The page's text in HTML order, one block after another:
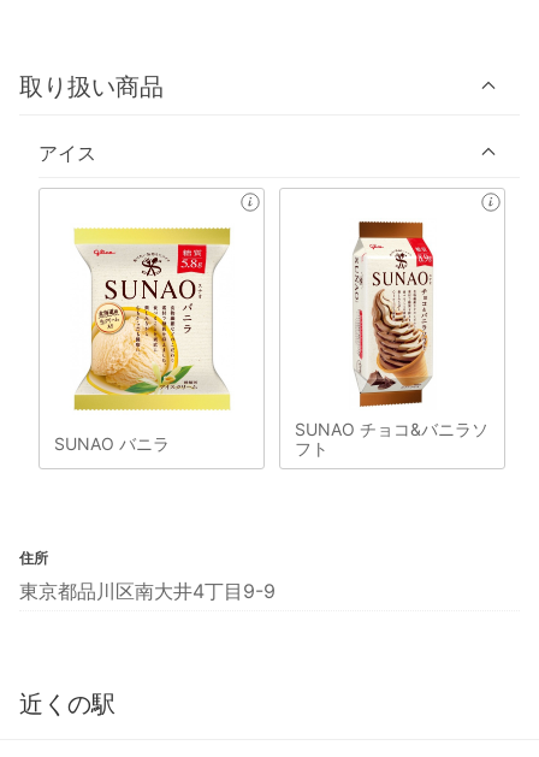
取り扱い商品
アイス
SUNAO バニラ
SUNAO チョコ&バニラソ
フト
住所
東京都品川区南大井4丁目9-9
近くの駅